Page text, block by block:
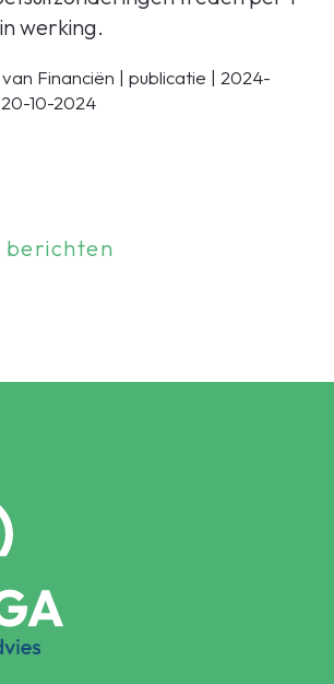
werking.
Financiën | publicatie | 2024-
10-2024